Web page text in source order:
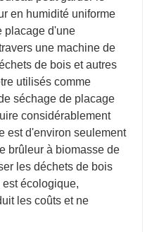
en humidité uniforme
placage d'une
une machine de
de bois et autres
utilisés comme
séchage de placage
considérablement
est d'environ seulement
brûleur à biomasse de
les déchets de bois
écologique,
les coûts et ne